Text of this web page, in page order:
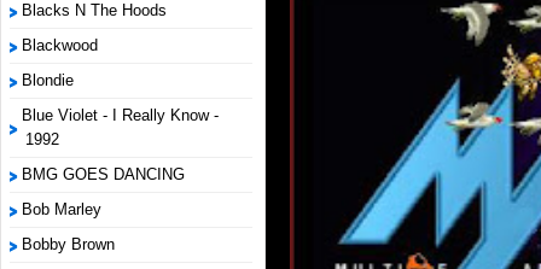
Blacks N The Hoods
Blackwood
Blondie
Blue Violet - I Really Know -
1992
BMG GOES DANCING
Bob Marley
Bobby Brown